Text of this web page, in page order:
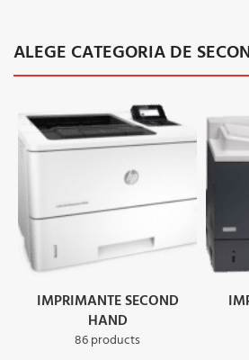
ALEGE CATEGORIA DE
IMPRIMANTE SECOND
HAND
86 products